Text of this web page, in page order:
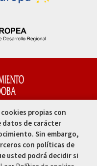
propias con
datos de carácter
Sin embargo,
con políticas de
usted podrá decidir si